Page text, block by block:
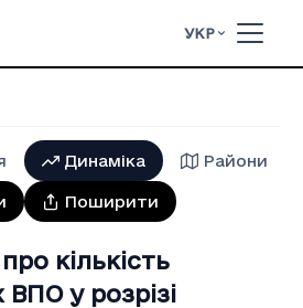
УКР
Динаміка Райони
Поширити
кількість
ВПО у розрізі